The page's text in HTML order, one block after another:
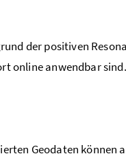
der positiven
online anwendbar sind.
Geodaten können